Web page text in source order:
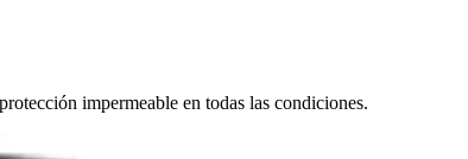
impermeable en todas las condiciones.